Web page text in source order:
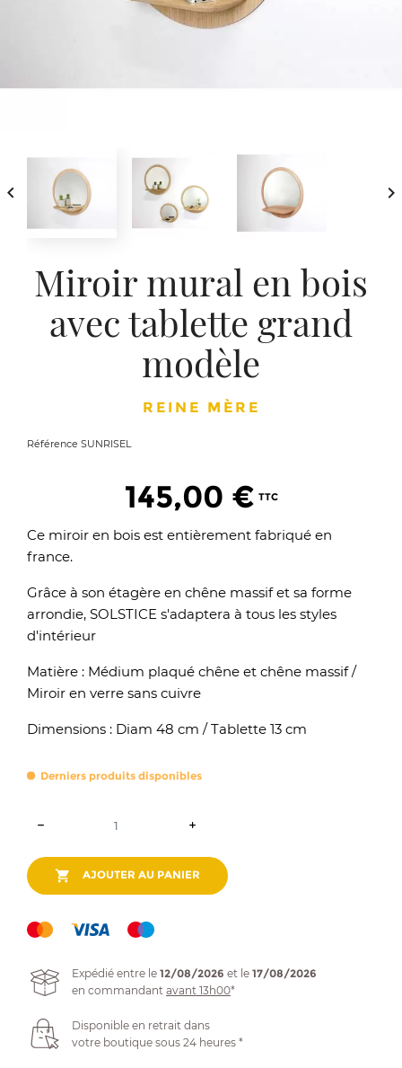
 
Miroir mural en bois
avec tablette grand
modèle
REINE MÈRE
Référence SUNRISEL
145,00 €
Ce miroir en bois est entièrement fabriqué en
france.
Grâce à son étagère en chêne massif et sa forme
arrondie, SOLSTICE s'adaptera à tous les styles
d'intérieur
Matière : Médium plaqué chêne et chêne massif /
Miroir en verre sans cuivre
Dimensions : Diam 48 cm / Tablette 13 cm
Derniers produits disponibles
 AJOUTER AU PANIER
Expédié entre le 12/08/2026 et le 17/08/2026
en commandant avant 13h00*
Disponible en retrait dans
votre boutique sous 24 heures *